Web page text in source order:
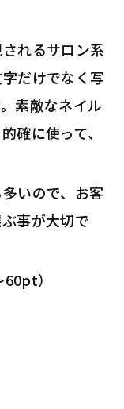
れるサロン系
だけでなく写
素敵なネイル
確に使って、
いので、お客
事が大切で
）